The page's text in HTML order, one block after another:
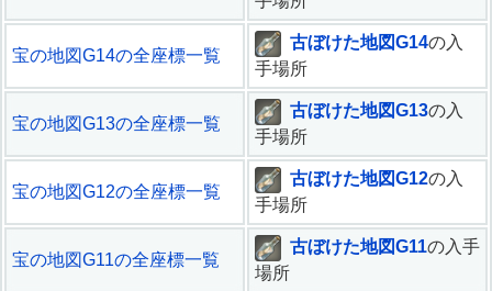
宝の地図G14の全座標一覧
古ぼけた地図G14の入
手場所
宝の地図G13の全座標一覧
古ぼけた地図G13の入
手場所
宝の地図G12の全座標一覧
古ぼけた地図G12の入
手場所
宝の地図G11の全座標一覧
古ぼけた地図G11の入手
場所